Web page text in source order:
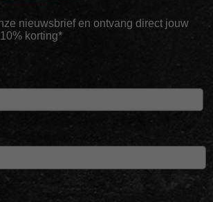
nieuwsbrief en ontvang direct jouw
korting*